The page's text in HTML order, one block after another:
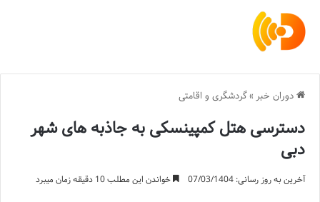
دوران خبر »گردشگری و اقامتی
دسترسی هتل کمپینسکی به جاذبه های شهر
دبی
آخرین به روز رسانی: 07/03/1404 خواندن این مطلب 10 دقیقه زمان میبرد